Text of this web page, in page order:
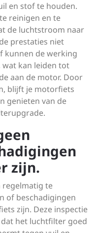
en stof te houden.
reinigen en te
de luchtstroom naar
prestaties niet
kunnen de werking
kan leiden tot
aan de motor. Door
blijft je motorfiets
genieten van de
zijn.
regelmatig te
of beschadigingen
zijn. Deze inspectie
het luchtfilter goed